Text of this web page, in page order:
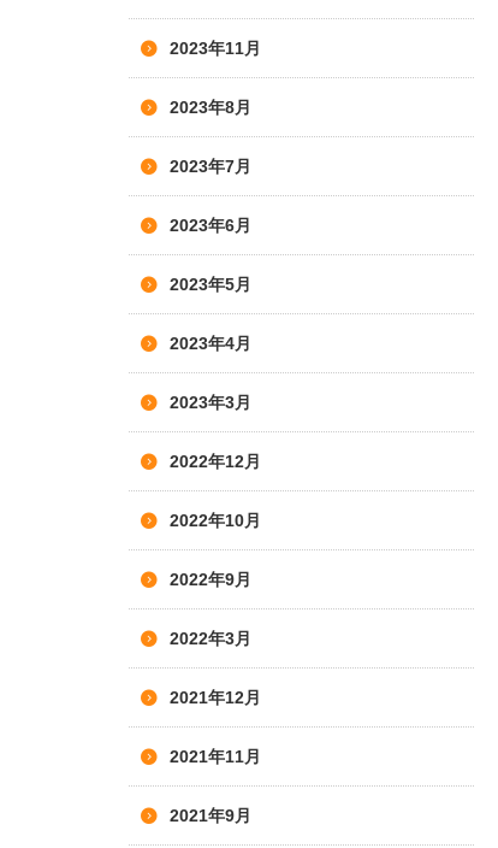
2023年11月
2023年8月
2023年7月
2023年6月
2023年5月
2023年4月
2023年3月
2022年12月
2022年10月
2022年9月
2022年3月
2021年12月
2021年11月
2021年9月